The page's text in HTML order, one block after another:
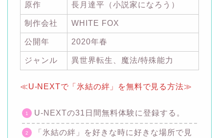
原作 長月達平（小説家になろう）
制作会社 WHITE FOX
公開年 2020年春
ジャンル 異世界転生、魔法/特殊能力
≪U-NEXTで「氷結の絆」を無料で見る方法≫
U-NEXTの31日間無料体験に登録する。
「氷結の絆」を好きな時に好きな場所で見